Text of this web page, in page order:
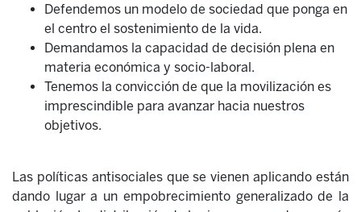
Defendemos un modelo de sociedad que ponga en
el centro el sostenimiento de la vida.
Demandamos la capacidad de decisión plena en
materia económica y socio-laboral.
Tenemos la convicción de que la movilización es
imprescindible para avanzar hacia nuestros
objetivos.
Las políticas antisociales que se vienen aplicando están
dando lugar a un empobrecimiento generalizado de la